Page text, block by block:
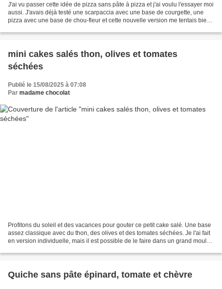
J'ai vu passer cette idée de pizza sans pâte à pizza et j'ai voulu l'essayer moi
aussi. J'avais déjà testé une scarpaccia avec une base de courgette, une
pizza avec une base de chou-fleur et cette nouvelle version me tentais bien.
mini cakes salés thon, olives et tomates
séchées
Publié le 15/08/2025 à 07:08
Par madame chocolat
Profitons du soleil et des vacances pour gouter ce petit cake salé. Une base
assez classique avec du thon, des olives et des tomates séchées. Je l'ai fait
en version individuelle, mais il est possible de le faire dans un grand moule
Quiche sans pâte épinard, tomate et chèvre